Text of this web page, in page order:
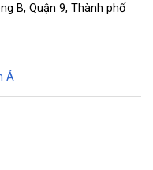
B, Quận 9, Thành phố
Á